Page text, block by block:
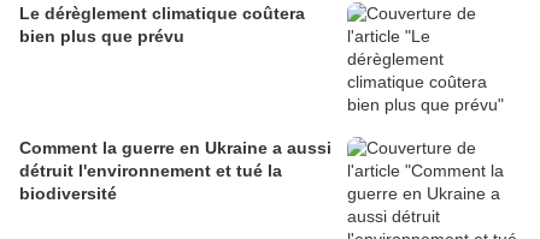
Le dérèglement climatique coûtera
bien plus que prévu
Comment la guerre en Ukraine a aussi
détruit l'environnement et tué la
biodiversité